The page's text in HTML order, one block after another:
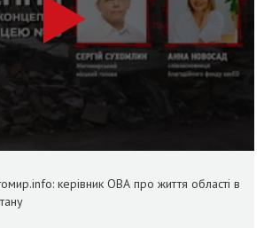
керівник ОВА про життя області в